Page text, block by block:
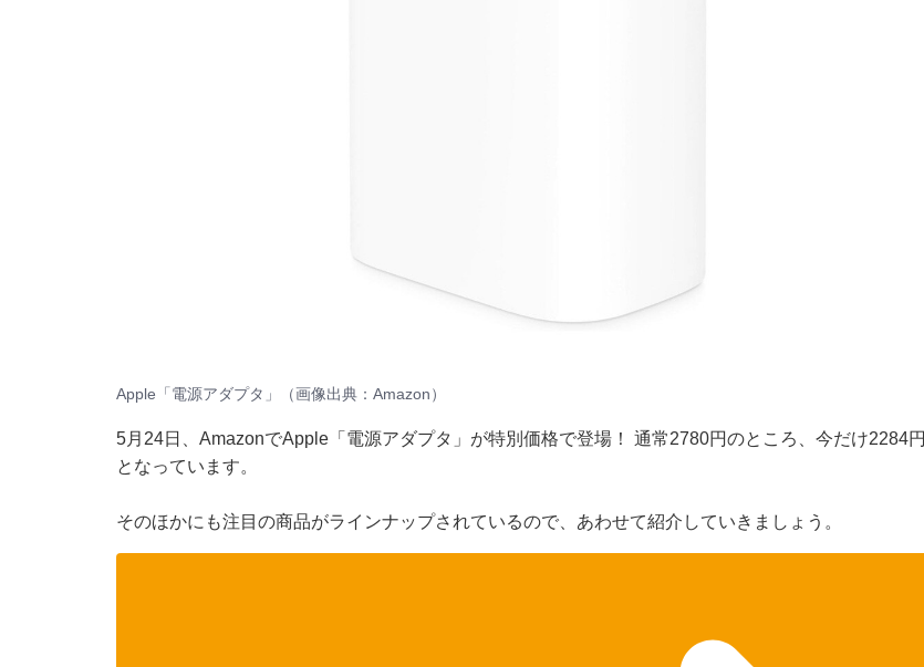
Apple「電源アダプタ」（画像出典：Amazon）
5月24日、AmazonでApple「電源アダプタ」が特別価格で登場！ 通常2780円のところ、今だけ2284円
となっています。
そのほかにも注目の商品がラインナップされているので、あわせて紹介していきましょう。